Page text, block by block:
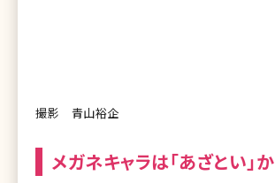
撮影 青山裕企
メガネキャラは「あざとい」か